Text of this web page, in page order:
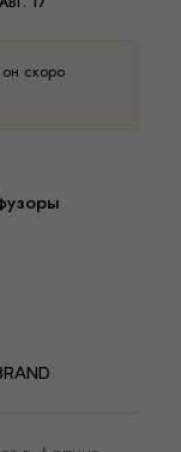
скоро